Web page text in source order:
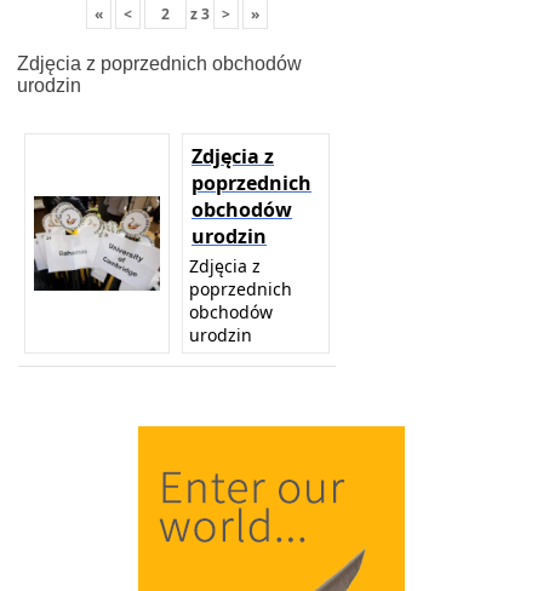
« < z3 > »
Zdjęcia z poprzednich obchodów
urodzin
Zdjęcia z
poprzednich
obchodów
urodzin
Zdjęcia z
poprzednich
obchodów
urodzin